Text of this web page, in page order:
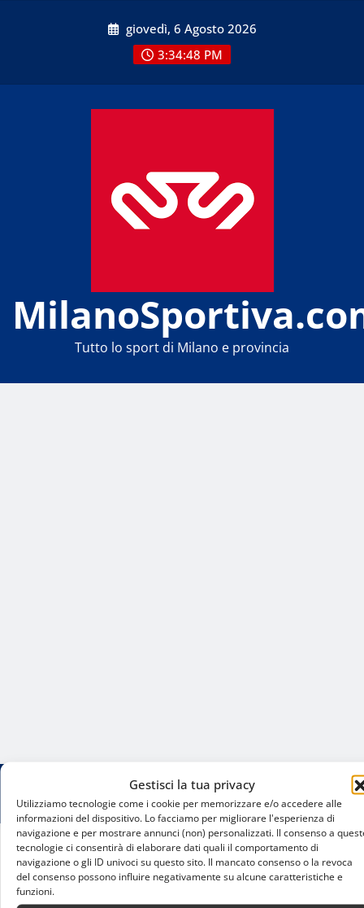
Gestisci la tua privacy
Utilizziamo tecnologie come i cookie per memorizzare e/o accedere alle
informazioni del dispositivo. Lo facciamo per migliorare l'esperienza di
navigazione e per mostrare annunci (non) personalizzati. Il consenso a
tecnologie ci consentirà di elaborare dati quali il comportamento di
navigazione o gli ID univoci su questo sito. Il mancato consenso o la revoca
del consenso possono influire negativamente su alcune caratteristiche e
funzioni.
giovedì, 6 Agosto 2026
3:34:48 PM
Tutto lo sport di Milano e provincia
Home
Milano-Rapallo torna il 20 settembre: la 60ª
edizione tra ritorni, sfide e storia